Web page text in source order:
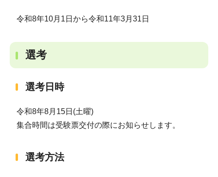
令和8年10月1日から令和11年3月31日
選考
選考日時
令和8年8月15日(土曜)
集合時間は受験票交付の際にお知らせします。
選考方法